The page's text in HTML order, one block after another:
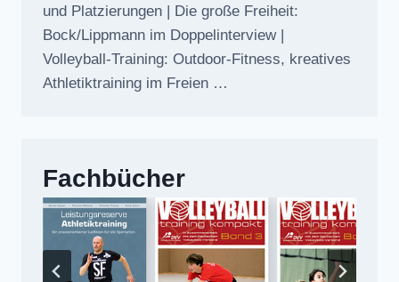
und Platzierungen | Die große Freiheit:
Bock/Lippmann im Doppelinterview |
Volleyball-Training: Outdoor-Fitness, kreatives
Athletiktraining im Freien …
Fachbücher